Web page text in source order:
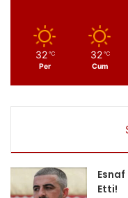
32 ℃
Per
32 ℃
Cum
Etti!